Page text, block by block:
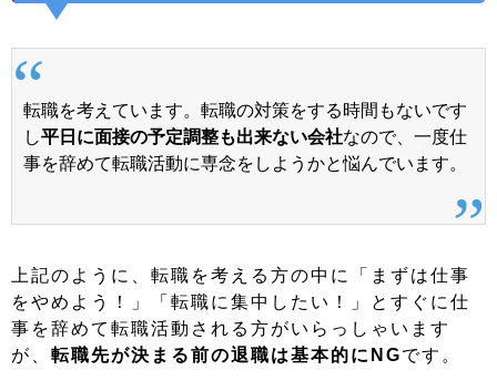
転職を考えています。転職の対策をする時間もないです
し平日に面接の予定調整も出来ない会社なので、一度仕
事を辞めて転職活動に専念をしようかと悩んでいます。
上記のように、転職を考える方の中に「まずは仕事
をやめよう！」「転職に集中したい！」とすぐに仕
事を辞めて転職活動される方がいらっしゃいます
が、 転職先が決まる前の退職は基本的にNGです。